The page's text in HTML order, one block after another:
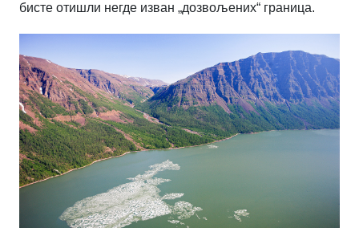
бисте отишли негде изван „дозвољених“ граница.